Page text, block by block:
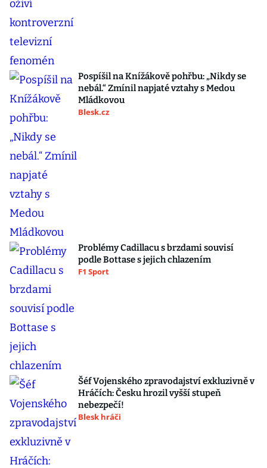
Pospíšil na Knížákově pohřbu: „Nikdy se
nebál.“ Zmínil napjaté vztahy s Medou
Mládkovou
Blesk.cz
Problémy Cadillacu s brzdami souvisí
podle Bottase s jejich chlazením
F1 Sport
Šéf Vojenského zpravodajství exkluzivně v
Hráčích: Česku hrozil vyšší stupeň
nebezpečí!
Blesk hráči